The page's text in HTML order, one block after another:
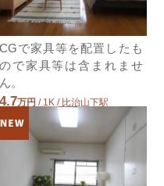
区宇品御幸２丁目
線/向洋
歩16分
4000円)
/ 築32年
区仁保新町２丁目
鉄宇品線/宇品三丁目
/宇品三丁目 歩4分
円)
/ 築44年
CGで家具等を配置したも
ので家具等は含まれませ
ん。
4.7万円 / 1K / 比治山下駅
広島県広島市南区東雲１丁目